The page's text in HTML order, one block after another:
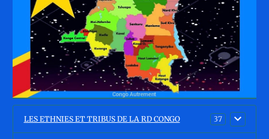
LES ETHNIES ET TRIBUS DE LA RD CONGO 37